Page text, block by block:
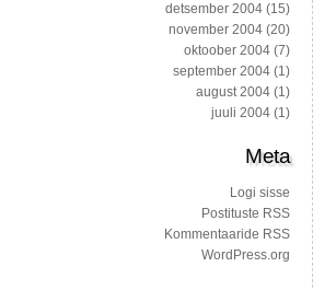
detsember 2004 (15)
november 2004 (20)
oktoober 2004 (7)
september 2004 (1)
august 2004 (1)
juuli 2004 (1)
Meta
Logi sisse
Postituste RSS
Kommentaaride RSS
WordPress.org